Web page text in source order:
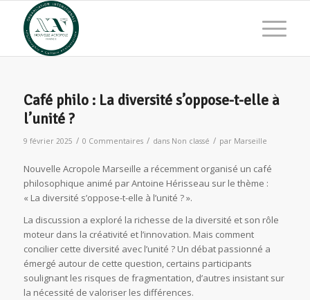
Café philo : La diversité s’oppose-t-elle à
l’unité ?
9 février 2025 / 0 Commentaires / dans Non classé / par Marseille
Nouvelle Acropole Marseille a récemment organisé un café
philosophique animé par Antoine Hérisseau sur le thème :
« La diversité s’oppose-t-elle à l’unité ? ».
La discussion a exploré la richesse de la diversité et son rôle
moteur dans la créativité et l’innovation. Mais comment
concilier cette diversité avec l’unité ? Un débat passionné a
émergé autour de cette question, certains participants
soulignant les risques de fragmentation, d’autres insistant sur
la nécessité de valoriser les différences.